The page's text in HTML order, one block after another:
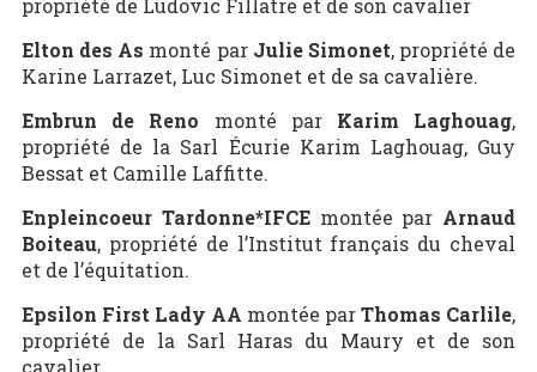
propriété de Ludovic Fillatre et de son cavalier
Elton des As monté par Julie Simonet, propriété de
Karine Larrazet, Luc Simonet et de sa cavalière.
Embrun de Reno monté par Karim Laghouag,
propriété de la Sarl Écurie Karim Laghouag, Guy
Bessat et Camille Laffitte.
Enpleincoeur Tardonne*IFCEmontée par Arnaud
Boiteau, propriété de l’Institut français du cheval
et de l’équitation.
Epsilon First Lady AA montée parThomas Carlile,
propriété de la Sarl Haras du Maury et de son
cavalier.